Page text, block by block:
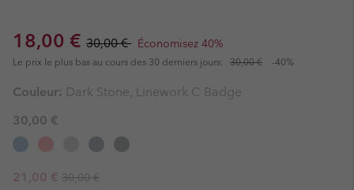
Sale price:
18,00 € Regular price:
30,00 € Économisez 40%
Le prix le plus bas au cours des 30 derniers jours: 30,00 € -40%
Couleur: Dark Stone, Linework C Badge
30,00 €
Sale price:
21,00 € Regular price:
30,00 €